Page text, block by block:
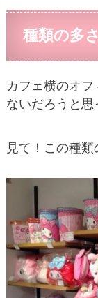
種類の多
カフェ横のオ
ないだろうと思
見て！この種類